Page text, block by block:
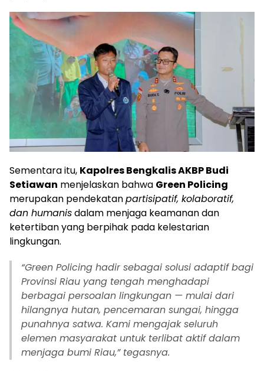
Sementara itu, Kapolres Bengkalis AKBP Budi
Setiawan menjelaskan bahwa Green Policing
merupakan pendekatanpartisipatif, kolaboratif,
dan humanisdalam menjaga keamanan dan
ketertiban yang berpihak pada kelestarian
lingkungan.
“Green Policing hadir sebagai solusi adaptif bagi
Provinsi Riau yang tengah menghadapi
berbagai persoalan lingkungan — mulai dari
hilangnya hutan, pencemaran sungai, hingga
punahnya satwa. Kami mengajak seluruh
elemen masyarakat untuk terlibat aktif dalam
menjaga bumi Riau,” tegasnya.